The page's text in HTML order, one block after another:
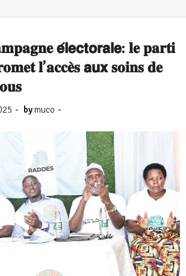
𝗲́𝗹𝗲𝗰𝘁𝗼𝗿𝗮𝗹𝗲: 𝐥𝐞 𝐩𝐚𝐫𝐭𝐢
𝐥’𝐚𝐜𝐜𝐞̀𝐬 𝗮𝘂𝘅 𝐬𝐨𝐢𝐧𝐬 𝐝𝐞
- bymuco -